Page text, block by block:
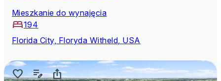
Mieszkanie do wynajęcia
194
Florida City, Floryda Witheld, USA